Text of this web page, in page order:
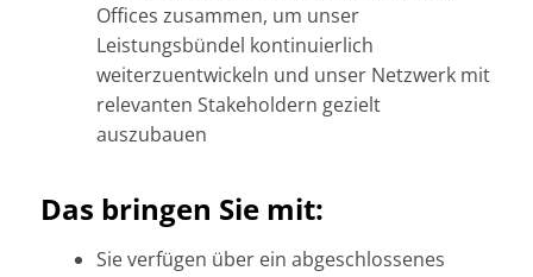
Offices zusammen, um unser
Leistungsbündel kontinuierlich
weiterzuentwickeln und unser Netzwerk mit
relevanten Stakeholdern gezielt
auszubauen
Das bringen Sie mit:
Sie verfügen über ein abgeschlossenes